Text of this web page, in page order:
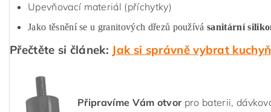
Upevňovací materiál (příchytky)
Jako těsnění se u granitových dřezů používásanitární
Přečtěte si článek: Jak si správně vybrat
Připravíme Vám otvorpro baterii,